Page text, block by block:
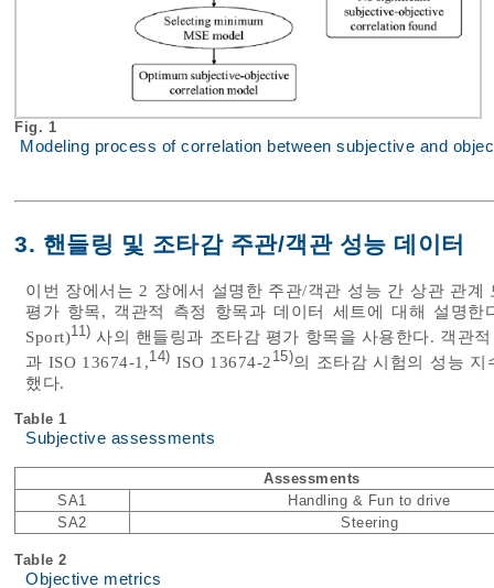
Fig. 1
Modeling process of correlation between subjective and
3. 핸들링 및 조타감 주관/객관 성능 데이터
이번 장에서는 2 장에서 설명한 주관/객관 성능 간 상관 관
평가 항목, 객관적 측정 항목과 데이터 세트에 대해 설명
Sport)11) 사의 핸들링과 조타감 평가 항목을 사용한다. 객관
과 ISO 13674-1,14) ISO 13674-2 15)의 조타감 시험의 성능
했다.
Table 1
Subjective assessments
Assessments
SA1
Handling & Fun to drive
SA2
Steering
Table 2
Objective metrics